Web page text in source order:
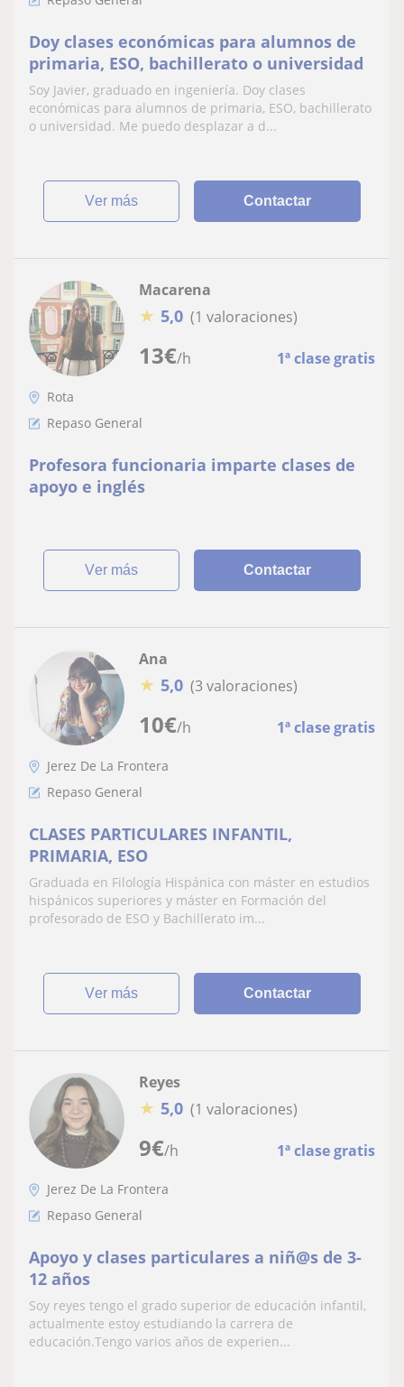
Doy clases económicas para alumnos de
primaria, ESO, bachillerato o universidad
Soy Javier, graduado en ingeniería. Doy clases
económicas para alumnos de primaria, ESO, bachillerato
o universidad. Me puedo desplazar a d...
ver más Contactar
13€/h 1ª clase gratis
Macarena
★ 5,0 (1 valoraciones)
Rota
Repaso General
Profesora funcionaria imparte clases de
apoyo e inglés
ver más Contactar
10€/h 1ª clase gratis
Ana
★ 5,0 (3 valoraciones)
Jerez De La Frontera
Repaso General
CLASES PARTICULARES INFANTIL,
PRIMARIA, ESO
Graduada en Filología Hispánica con máster en estudios
hispánicos superiores y máster en Formación del
profesorado de ESO y Bachillerato im...
ver más Contactar
9€/h 1ª clase gratis
Reyes
★ 5,0 (1 valoraciones)
Jerez De La Frontera
Repaso General
Apoyo y clases particulares a niñ@s de 3-
12 años
Soy reyes tengo el grado superior de educación infantil,
actualmente estoy estudiando la carrera de
educación.Tengo varios años de experien...